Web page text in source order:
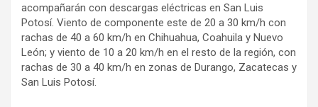
acompañarán con descargas eléctricas en San Luis
Potosí. Viento de componente este de 20 a 30 km/h con
rachas de 40 a 60 km/h en Chihuahua, Coahuila y Nuevo
León; y viento de 10 a 20 km/h en el resto de la región, con
rachas de 30 a 40 km/h en zonas de Durango, Zacatecas y
San Luis Potosí.